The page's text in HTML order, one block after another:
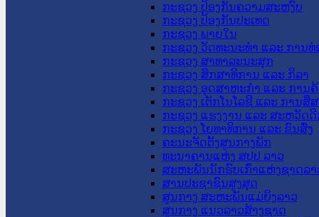
ກະຊວງ ປ້ອງກັນຄວາມສະຫງົບ
ກະຊວງ ປ້ອງກັນປະເທດ
ກະຊວງ ພາຍໃນ
ກະຊວງ ວັດທະນະທຳ ແລະ ການທ່
ກະຊວງ ສາທາລະນະສຸກ
ກະຊວງ ສຶກສາທິການ ແລະ ກິລາ
ກະຊວງ ອຸດສາຫະກຳ ແລະ ການຄ້
ກະຊວງ ເຕັກໂນໂລຊີ ແລະ ການສື່
ກະຊວງ ແຮງງານ ແລະ ສະຫວັດ
ກະຊວງ ໂຍທາທິການ ແລະ ຂົນສົ່ງ
ຄະນະຈັດຕັ້ງສູນກາງພັກ
ທະນາຄານແຫ່ງ ສປປ ລາວ
ສະຫະພັນນັກຮົບເກົ່າແຫ່ງຊາດລາ
ສານປະຊາຊົນສູງສຸດ
ສູນກາງ ສະຫະພັນແມ່ຍິງລາວ
ສູນກາງ ແນວລາວສ້າງຊາດ